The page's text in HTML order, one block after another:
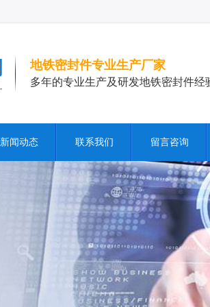
地铁密封件专业生产厂家
多年的专业生产及研发地铁密封件经
新闻动态 联系我们 留言咨询